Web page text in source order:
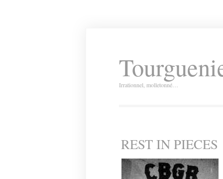
Irrationnel, molletonné…
REST IN PIECES